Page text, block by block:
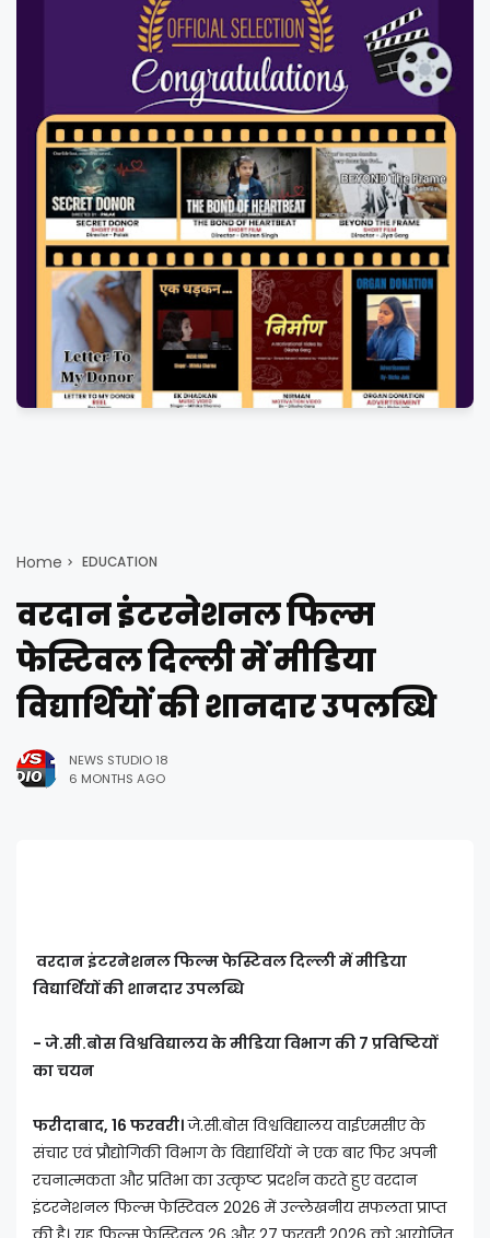
Home EDUCATION
वरदान इंटरनेशनल फिल्म
फेस्टिवल दिल्ली में मीडिया
विद्यार्थियों की शानदार उपलब्धि
NEWS STUDIO 18
6 MONTHS AGO
वरदान इंटरनेशनल फिल्म फेस्टिवल दिल्ली में मीडिया
विद्यार्थियों की शानदार उपलब्धि
- जे.सी.बोस विश्वविद्यालय के मीडिया विभाग की 7 प्रविष्टियों
का चयन
फरीदाबाद, 16 फरवरी।जे.सी.बोस विश्वविद्यालय वाईएमसीए के
संचार एवं प्रौद्योगिकी विभाग के विद्यार्थियों ने एक बार फिर अपनी
रचनात्मकता और प्रतिभा का उत्कृष्ट प्रदर्शन करते हुए वरदान
इंटरनेशनल फिल्म फेस्टिवल 2026 में उल्लेखनीय सफलता प्राप्त